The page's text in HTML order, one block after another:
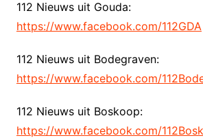
112 Nieuws uit Gouda:
https://www.facebook.com/112GDA
112 Nieuws uit Bodegraven:
https://www.facebook.com/
112 Nieuws uit Boskoop:
https://www.facebook.com/